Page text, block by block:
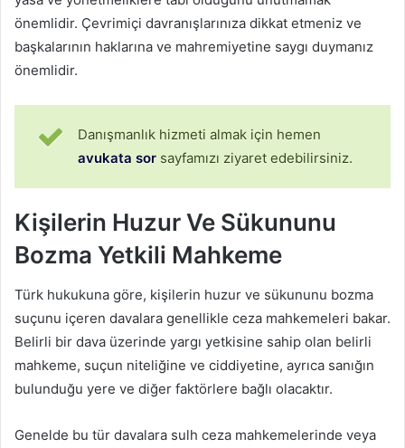
önemlidir. Çevrimiçi davranışlarınıza dikkat etmeniz ve
başkalarının haklarına ve mahremiyetine saygı duymanız
önemlidir.
Danışmanlık hizmeti almak için hemen
avukata sor sayfamızı ziyaret edebilirsiniz.
Kişilerin Huzur Ve Sükununu
Bozma Yetkili Mahkeme
Türk hukukuna göre, kişilerin huzur ve sükununu bozma
suçunu içeren davalara genellikle ceza mahkemeleri bakar.
Belirli bir dava üzerinde yargı yetkisine sahip olan belirli
mahkeme, suçun niteliğine ve ciddiyetine, ayrıca sanığın
bulunduğu yere ve diğer faktörlere bağlı olacaktır.
Genelde bu tür davalara sulh ceza mahkemelerinde veya